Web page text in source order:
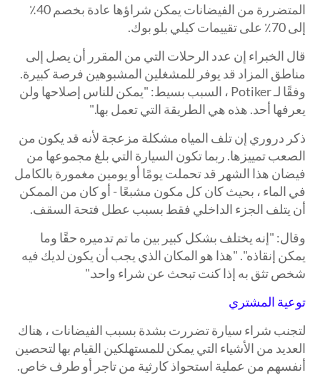
المتضررة من الفيضانات يمكن شراؤها عادة بخصم 40٪
إلى 70٪ على تقييمات كيلي بلو بوك.
قال الخبراء إن عدد الرحلات التي من المقرر أن يصل إلى
مناطق المزاد قد يوفر للمشغلين المشبوهين فرصة كبيرة.
وفقًا لـ Potiker ، السبب بسيط: "يمكن للناس إصلاحها ولن
يعرفها أحد. هذه هي الطريقة التي تعمل بها."
ذكر دروري إن تلف المياه مشكلة مزعجة لأنه قد يكون من
الصعب تمييزها. ربما تكون السيارة التي بلغ مجموعها من
فيضان هذا الشهر قد تحملت يومًا أو يومين مغمورة بالكامل
في الماء ، بحيث كان كل مكون مشبعًا - أو كان من الممكن
أن يتلف الجزء الداخلي فقط بسبب عطل فتحة السقف.
وقال: "إنه يختلف بشكل كبير بين ما تم تدميره حقًا وما
يمكن إنقاذه". "هذا هو المكان الذي يجب أن يكون لديك فيه
شخص تثق به إذا كنت تبحث عن شراء واحد."
توعية المشتري
لتجنب شراء سيارة تضررت بشدة بسبب الفيضانات ، هناك
العديد من الأشياء التي يمكن للمستهلكين القيام بها لتحصين
أنفسهم من عملية استحواذ كارثية من تاجر أو طرف خاص.